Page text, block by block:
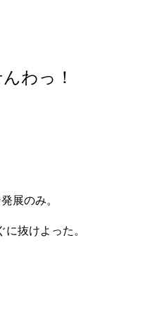
わっ！
展のみ。
抜けよった。